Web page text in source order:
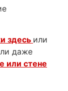
здесь или
даже
или стене